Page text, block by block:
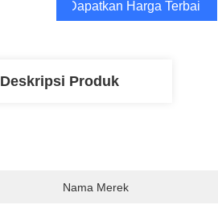
Dapatkan Harga Terbaik
Deskripsi Produk
Nama Merek